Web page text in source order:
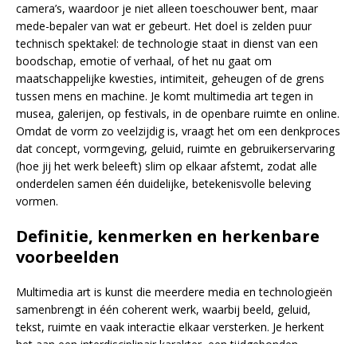
camera’s, waardoor je niet alleen toeschouwer bent, maar
mede-bepaler van wat er gebeurt. Het doel is zelden puur
technisch spektakel: de technologie staat in dienst van een
boodschap, emotie of verhaal, of het nu gaat om
maatschappelijke kwesties, intimiteit, geheugen of de grens
tussen mens en machine. Je komt multimedia art tegen in
musea, galerijen, op festivals, in de openbare ruimte en online.
Omdat de vorm zo veelzijdig is, vraagt het om een denkproces
dat concept, vormgeving, geluid, ruimte en gebruikerservaring
(hoe jij het werk beleeft) slim op elkaar afstemt, zodat alle
onderdelen samen één duidelijke, betekenisvolle beleving
vormen.
Definitie, kenmerken en herkenbare
voorbeelden
Multimedia art is kunst die meerdere media en technologieën
samenbrengt in één coherent werk, waarbij beeld, geluid,
tekst, ruimte en vaak interactie elkaar versterken. Je herkent